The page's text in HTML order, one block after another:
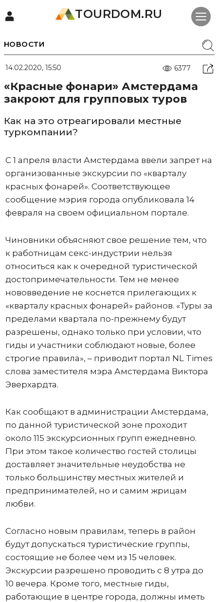
TOURDOM.RU
НОВОСТИ
14.02.2020, 15:50 6377
«Красные фонари» Амстердама
закроют для групповых туров
Как на это отреагировали местные
туркомпании?
С 1 апреля власти Амстердама ввели запрет на
организованные экскурсии по «кварталу
красных фонарей». Соответствующее
сообщение мэрия города опубликовала 14
февраля на своем официальном портале.
Чиновники объясняют свое решение тем, что
к работницам секс-индустрии нельзя
относиться как к очередной туристической
достопримечательности. Тем не менее
нововведение не коснется прилегающих к
«кварталу красных фонарей» районов. «Туры за
пределами квартала по-прежнему будут
разрешены, однако только при условии, что
гиды и участники соблюдают новые, более
строгие правила», – приводит портал NL Times
слова заместителя мэра Амстердама Виктора
Эверхардта.
Как сообщают в администрации Амстердама,
по данной туристической зоне проходит
около 115 экскурсионных групп ежедневно.
При этом такое количество гостей столицы
доставляет значительные неудобства не
только большинству местных жителей и
предпринимателей, но и самим жрицам
любви.
Согласно новым правилам, теперь в район
будут допускаться туристические группы,
состоящие не более чем из 15 человек.
Экскурсии разрешено проводить с 8 утра до
10 вечера. Кроме того, местные гиды,
работающие в центре города, должны иметь